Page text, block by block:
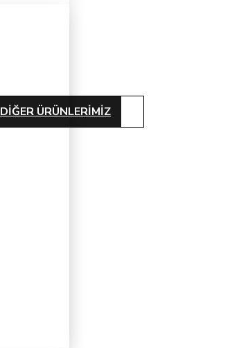
DIĞER ÜRÜNLERIMIZ